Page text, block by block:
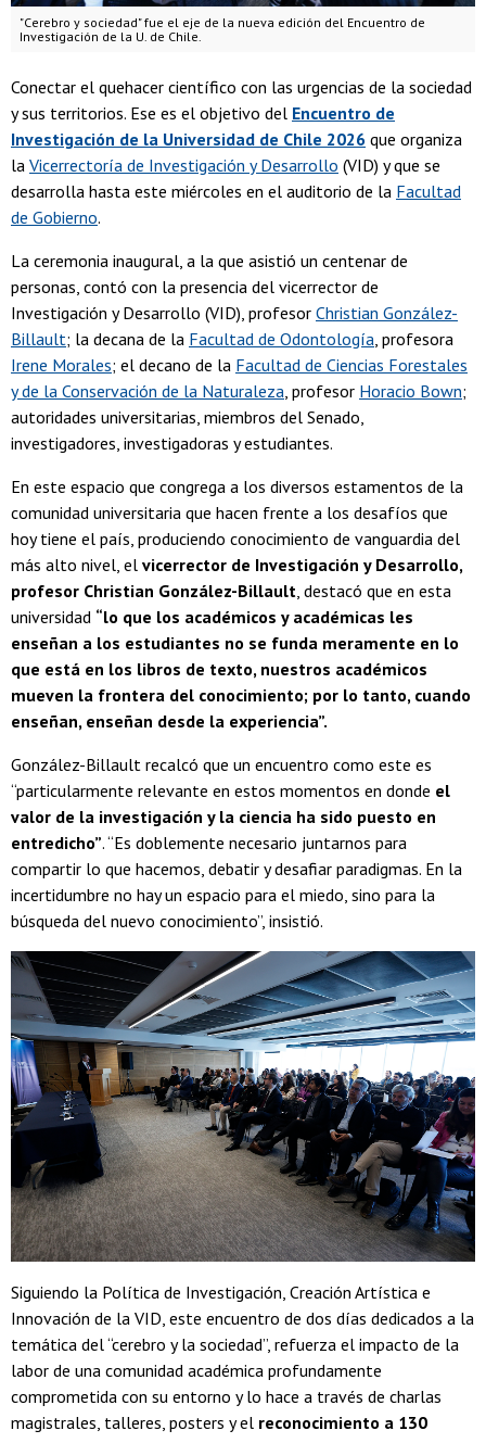
"Cerebro y sociedad" fue el eje de la nueva edición del Encuentro de
Investigación de la U. de Chile.
Conectar el quehacer científico con las urgencias de la sociedad
y sus territorios. Ese es el objetivo del Encuentro de
Investigación de la Universidad de Chile 2026 que organiza
la Vicerrectoría de Investigación y Desarrollo (VID) y que se
desarrolla hasta este miércoles en el auditorio de la Facultad
de Gobierno.
La ceremonia inaugural, a la que asistió un centenar de
personas, contó con la presencia del vicerrector de
Investigación y Desarrollo (VID), profesor Christian González-
Billault; la decana de la Facultad de Odontología, profesora
Irene Morales; el decano de la Facultad de Ciencias Forestales
y de la Conservación de la Naturaleza, profesor Horacio Bown;
autoridades universitarias, miembros del Senado,
investigadores, investigadoras y estudiantes.
En este espacio que congrega a los diversos estamentos de la
comunidad universitaria que hacen frente a los desafíos que
hoy tiene el país, produciendo conocimiento de vanguardia del
más alto nivel, el vicerrector de Investigación y Desarrollo,
profesor Christian González-Billault, destacó que en esta
universidad “lo que los académicos y académicas les
enseñan a los estudiantes no se funda meramente en lo
que está en los libros de texto, nuestros académicos
mueven la frontera del conocimiento; por lo tanto, cuando
enseñan, enseñan desde la experiencia”.
González-Billault recalcó que un encuentro como este es
“particularmente relevante en estos momentos en donde el
valor de la investigación y la ciencia ha sido puesto en
entredicho”. “Es doblemente necesario juntarnos para
compartir lo que hacemos, debatir y desafiar paradigmas. En la
incertidumbre no hay un espacio para el miedo, sino para la
búsqueda del nuevo conocimiento”, insistió.
Siguiendo la Política de Investigación, Creación Artística e
Innovación de la VID, este encuentro de dos días dedicados a la
temática del “cerebro y la sociedad”, refuerza el impacto de la
labor de una comunidad académica profundamente
comprometida con su entorno y lo hace a través de charlas
magistrales, talleres, posters y el reconocimiento a 130